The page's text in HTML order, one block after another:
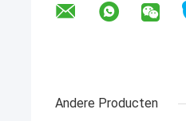
Andere Producten